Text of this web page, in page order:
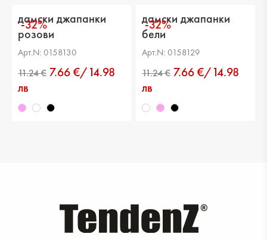
10.73 € 12.78 €
-32%
дамски джапанки
розови
Арт.N: 0158130
7.66 €/14.98
лв
-32%
дамски джапанки
бели
Арт.N: 0158129
7.66 €/14.98
лв